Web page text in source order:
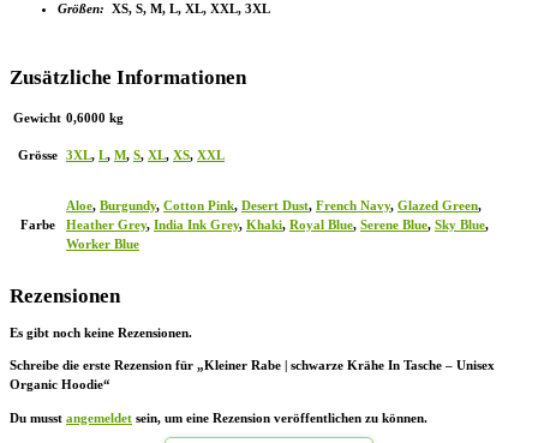
Größen: XS, S, M, L, XL, XXL, 3XL
Zusätzliche Informationen
Gewicht 0,6000 kg
Grösse 3XL, L, M, S, XL, XS, XXL
Farbe
Aloe, Burgundy, Cotton Pink, Desert Dust, French Navy, Glazed Green,
Heather Grey, India Ink Grey, Khaki, Royal Blue, Serene Blue, Sky Blue,
Worker Blue
Rezensionen
Es gibt noch keine Rezensionen.
Schreibe die erste Rezension für „Kleiner Rabe | schwarze Krähe In Tasche – Unisex
Organic Hoodie“
Du musst angemeldet sein, um eine Rezension veröffentlichen zu können.